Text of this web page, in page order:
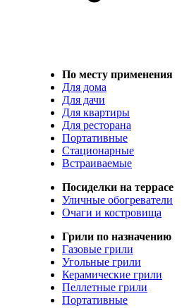
По месту применения
Для дома
Для дачи
Для квартиры
Для ресторана
Портативные
Стационарные
Встраиваемые
Посиделки на террасе
Уличные обогреватели
Очаги и костровища
Грили по назначению
Газовые грили
Угольные грили
Керамические грили
Пеллетные грили
Портативные